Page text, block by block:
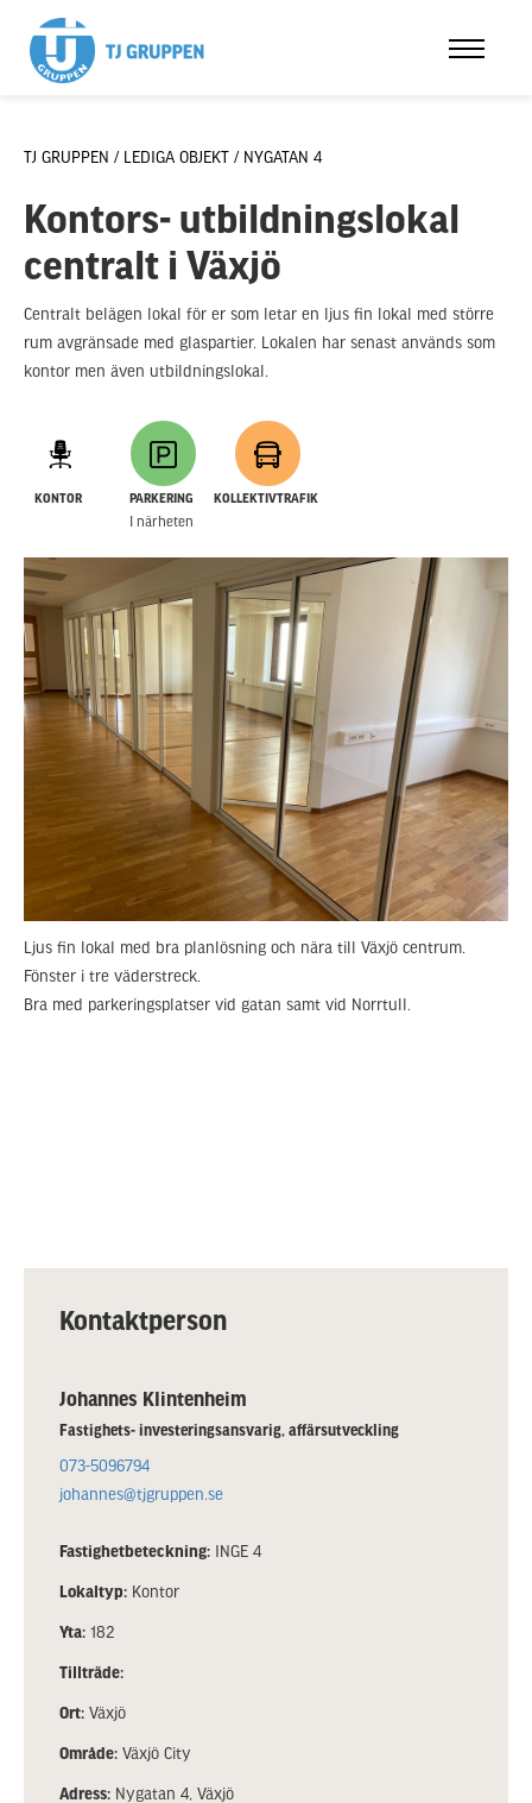
TJ GRUPPEN / LEDIGA OBJEKT / NYGATAN 4
Kontors- utbildningslokal
centralt i Växjö
Centralt belägen lokal för er som letar en ljus fin lokal med större
rum avgränsade med glaspartier. Lokalen har senast används som
kontor men även utbildningslokal.
KONTOR PARKERING
I närheten
KOLLEKTIVTRAFIK
Ljus fin lokal med bra planlösning och nära till Växjö centrum.
Fönster i tre väderstreck.
Bra med parkeringsplatser vid gatan samt vid Norrtull.
Kontaktperson
Johannes Klintenheim
Fastighets- investeringsansvarig, affärsutveckling
073-5096794
johannes@tjgruppen.se
Fastighetbeteckning: INGE 4
Lokaltyp: Kontor
Yta: 182
Tillträde:
Ort: Växjö
Område: Växjö City
Adress: Nygatan 4, Växjö